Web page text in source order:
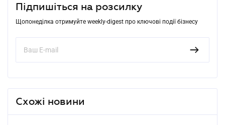
Підпишіться на розсилку
Щопонеділка отримуйте weekly-digest про ключові події бізнесу
Схожі новини